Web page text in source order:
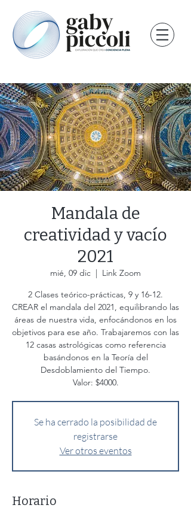
Mandala de
creatividad y vacío
2021
mié, 09 dic
  |
Link Zoom
2 Clases teórico-prácticas, 9 y 16-12.
CREAR el mandala del 2021, equilibrando las
áreas de nuestra vida, enfocándonos en los
objetivos para ese año. Trabajaremos con las
12 casas astrológicas como referencia
basándonos en la Teoría del
Desdoblamiento del Tiempo.
Valor: $4000.
Se ha cerrado la posibilidad de
registrarse
Ver otros eventos
Horario